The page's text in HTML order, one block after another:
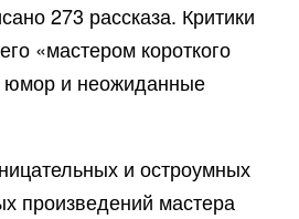
273 рассказа. Критики
«мастером короткого
юмор и неожиданные
и остроумных
произведений мастера